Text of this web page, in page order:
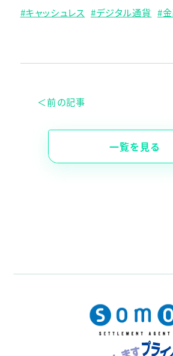
キャッシュレス デジタル通貨
＜前の記事
一覧を見る